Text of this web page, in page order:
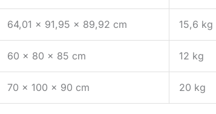
64,01 x 91,95 x 89,92 cm 15,6 kg
60 x 80 x 85 cm 12 kg
70 x 100 x 90 cm 20 kg